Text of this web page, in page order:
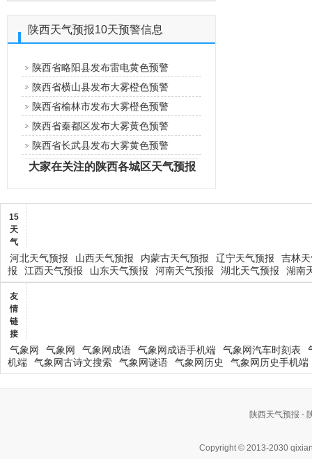
陕西天气预报10天预警信息
陕西省略阳县发布雷电黄色预警
陕西省横山县发布大雾橙色预警
陕西省榆林市发布大雾橙色预警
陕西省秦都区发布大雾黄色预警
陕西省长武县发布大雾黄色预警
大家在关注的陕西各城区天气预报
15
天
气
河北天气预报 山西天气预报 内蒙古天气预报 辽宁天气预报
吉林
报
江西天气预报 山东天气预报 河南天气预报 湖北天气预报 湖南
友
情
链
接
气象网 气象网 气象网成语 气象网成语手机端 气象网汽车时刻表
机端
气象网古诗文搜索 气象网谜语 气象网历史 气象网历史手机端
陕西天气预报 -
Copyright © 2013-2030